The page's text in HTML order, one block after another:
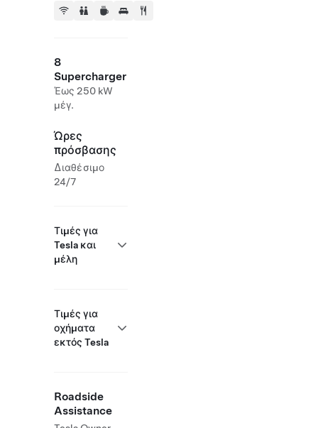
8
Supercharger
Έως 250 kW
μέγ.
Ώρες
πρόσβασης
Διαθέσιμο
24/7
Τιμές για
Tesla και
μέλη
Τιμές για
οχήματα
εκτός Tesla
Roadside
Assistance